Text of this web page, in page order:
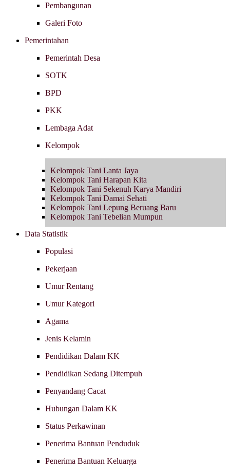
Pembangunan
Galeri Foto
Pemerintahan
Pemerintah Desa
SOTK
BPD
PKK
Lembaga Adat
Kelompok
Kelompok Tani Lanta Jaya
Kelompok Tani Harapan Kita
Kelompok Tani Sekenuh Karya Mandiri
Kelompok Tani Damai Sehati
Kelompok Tani Lepung Beruang Baru
Kelompok Tani Tebelian Mumpun
Data Statistik
Populasi
Pekerjaan
Umur Rentang
Umur Kategori
Agama
Jenis Kelamin
Pendidikan Dalam KK
Pendidikan Sedang Ditempuh
Penyandang Cacat
Hubungan Dalam KK
Status Perkawinan
Penerima Bantuan Penduduk
Penerima Bantuan Keluarga